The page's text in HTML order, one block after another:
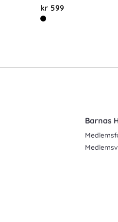
kr 599
Barnas